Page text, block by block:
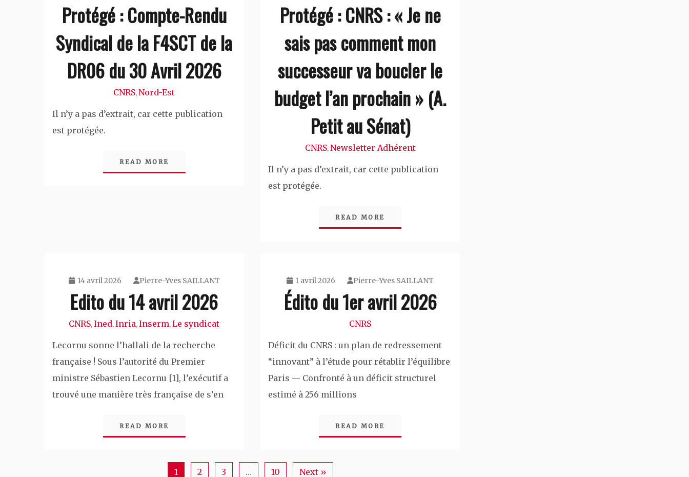
Protégé : Compte-Rendu
Syndical de la F4SCT de la
DR06 du 30 Avril 2026
CNRS,Nord-Est
Il n’y a pas d’extrait, car cette publication
est protégée.
READ MORE
Protégé : CNRS : « Je ne
sais pas comment mon
successeur va boucler le
budget l’an prochain » (A.
Petit au Sénat)
CNRS,Newsletter Adhérent
Il n’y a pas d’extrait, car cette publication
est protégée.
READ MORE
14 avril 2026 Pierre-Yves SAILLANT
Edito du 14 avril 2026
CNRS,Ined,Inria,Inserm,Le syndicat
Lecornu sonne l’hallali de la recherche
française ! Sous l’autorité du Premier
ministre Sébastien Lecornu [1], l’exécutif a
trouvé une manière très française de s’en
READ MORE
1 avril 2026 Pierre-Yves SAILLANT
Édito du 1er avril 2026
CNRS
Déficit du CNRS : un plan de redressement
“innovant” à l’étude pour rétablir l’équilibre
Paris — Confronté à un déficit structurel
estimé à 256 millions
READ MORE
1 2 3 … 10 Next »